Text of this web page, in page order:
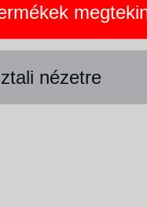
nézetre